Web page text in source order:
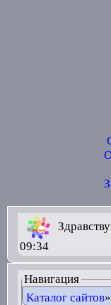
09:34
Навигация
Каталог сайтов»